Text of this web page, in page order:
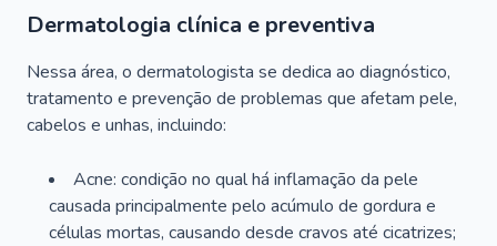
Dermatologia clínica e preventiva
Nessa área, o dermatologista se dedica ao diagnóstico,
tratamento e prevenção de problemas que afetam pele,
cabelos e unhas, incluindo:
Acne: condição no qual há inflamação da pele
causada principalmente pelo acúmulo de gordura e
células mortas, causando desde cravos até cicatrizes;